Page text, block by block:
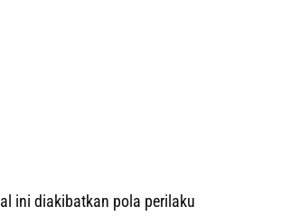
ini diakibatkan pola perilaku